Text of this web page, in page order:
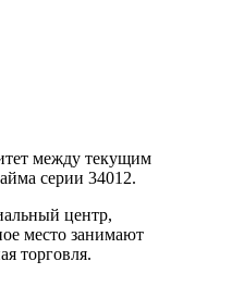
между текущим
серии 34012.
центр,
место занимают
торговля.